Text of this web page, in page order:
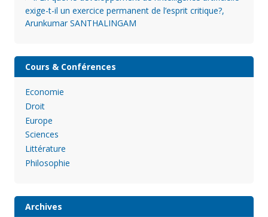
exige-t-il un exercice permanent de l’esprit critique?,
Arunkumar SANTHALINGAM
Cours & Conférences
Economie
Droit
Europe
Sciences
Littérature
Philosophie
Archives